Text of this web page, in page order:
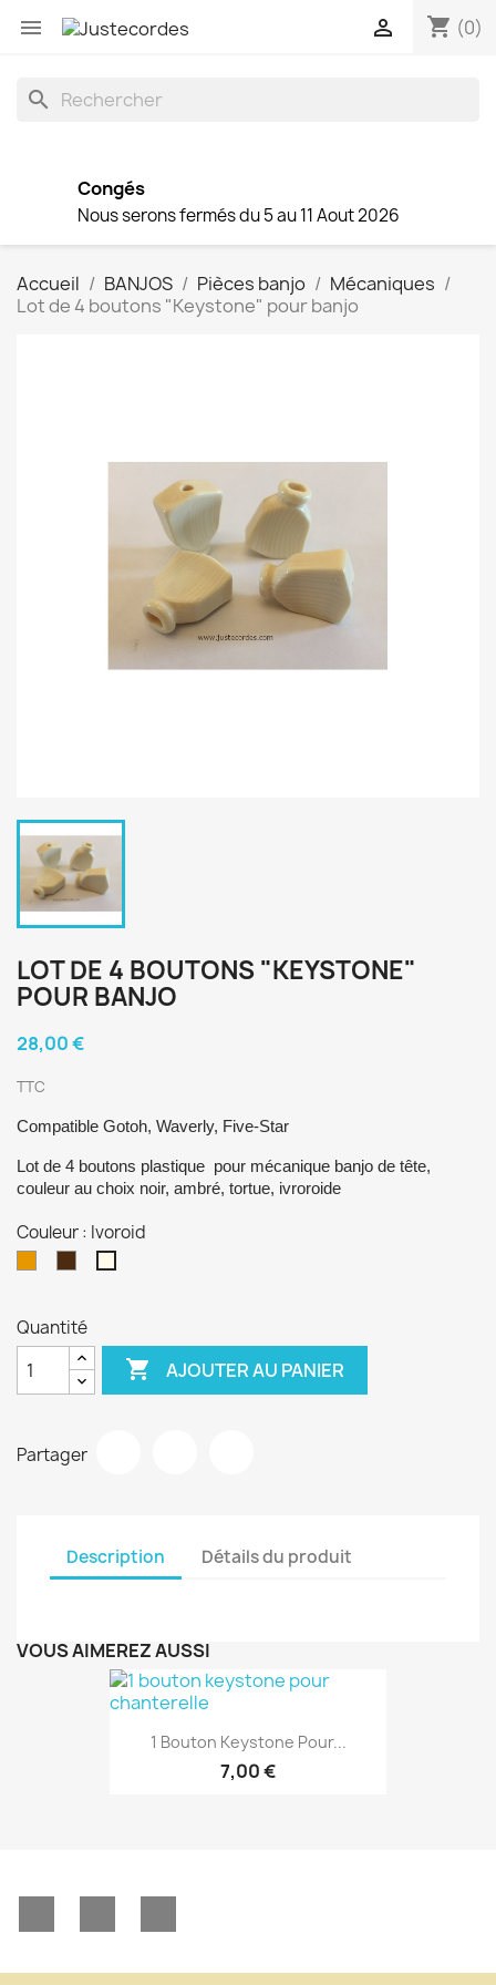
 shopping_cart (0)

search
Congés
Nous serons fermés du 5 au 11 Aout 2026
Accueil BANJOS Pièces banjo
Mécaniques
Lot de 4 boutons "Keystone" pour banjo
LOT DE 4 BOUTONS "KEYSTONE"
POUR BANJO
28,00 €
TTC
Compatible Gotoh, Waverly, Five-Star
Lot de 4 boutons plastique pour mécanique banjo de tête,
couleur au choix noir, ambré, tortue, ivroroide
Couleur : Ivoroid
Quantité
 AJOUTER AU PANIER
Partager
Description Détails du produit
VOUS AIMEREZ AUSSI
1 Bouton Keystone Pour...
7,00 €